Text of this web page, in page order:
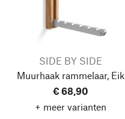
SIDE BY SIDE
Muurhaak rammelaar, Eik
€ 68,90
+ meer varianten